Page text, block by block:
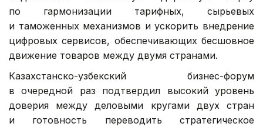
по гармонизации тарифных, сырьевых
и таможенных механизмов и ускорить внедрение
цифровых сервисов, обеспечивающих бесшовное
движение товаров между двумя странами.
Казахстанско-узбекский бизнес-форум
в очередной раз подтвердил высокий уровень
доверия между деловыми кругами двух стран
и готовность переводить стратегическое